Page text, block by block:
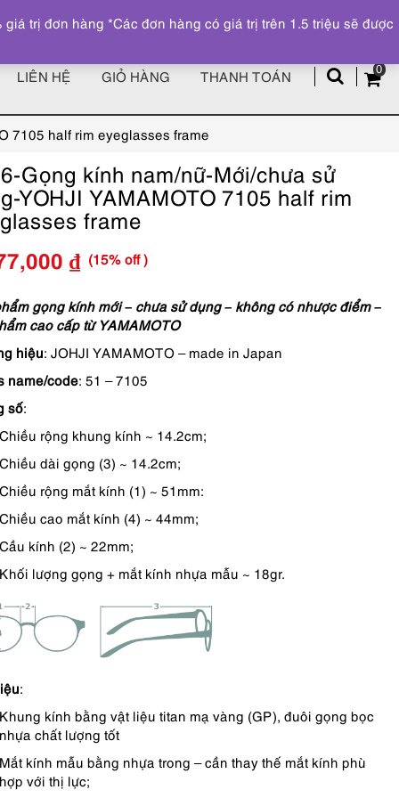
z
0
LIÊN HỆ GIỎ HÀNG THANH TOÁN
7105 half rim eyeglasses frame
Gọng kính nam/nữ-Mới/chưa sử
YOHJI YAMAMOTO 7105 half rim
frame
Giá
gốc
là:
₫
Giá
hiện
tại
(15% off )
gọng kính mới – chưa sử dụng – không có nhược điểm –
cao cấp từYAMAMOTO
hiệu: JOHJI YAMAMOTO – made in Japan
name/code: 51 – 7105
số:
Chiều rộng khung kính ~ 14.2cm;
Chiều dài gọng (3) ~ 14.2cm;
Chiều rộng mắt kính (1) ~ 51mm:
Chiều cao mắt kính (4) ~ 44mm;
Cầu kính (2) ~ 22mm;
Khối lượng gọng + mắt kính nhựa mẫu ~ 18gr.
:
Khung kính bằng vật liệu titan mạ vàng (GP), đuôi gọng bọc
nhựa chất lượng tốt
Mắt kính mẫu bằng nhựa trong – cần thay thế mắt kính phù
hợp với thị lực;
trị đơn hàng *Các đơn hàng có giá trị trên 1.5 triệu sẽ được